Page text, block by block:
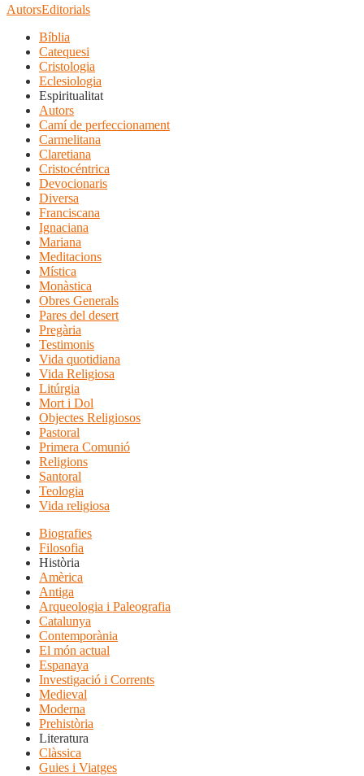
AutorsEditorials
Bíblia
Catequesi
Cristologia
Eclesiologia
Espiritualitat
Autors
Camí de perfeccionament
Carmelitana
Claretiana
Cristocéntrica
Devocionaris
Diversa
Franciscana
Ignaciana
Mariana
Meditacions
Mística
Monàstica
Obres Generals
Pares del desert
Pregària
Testimonis
Vida quotidiana
Vida Religiosa
Litúrgia
Mort i Dol
Objectes Religiosos
Pastoral
Primera Comunió
Religions
Santoral
Teologia
Vida religiosa
Biografies
Filosofia
Història
Amèrica
Antiga
Arqueologia i Paleografia
Catalunya
Contemporània
El món actual
Espanaya
Investigació i Corrents
Medieval
Moderna
Prehistòria
Literatura
Clàssica
Guies i Viatges